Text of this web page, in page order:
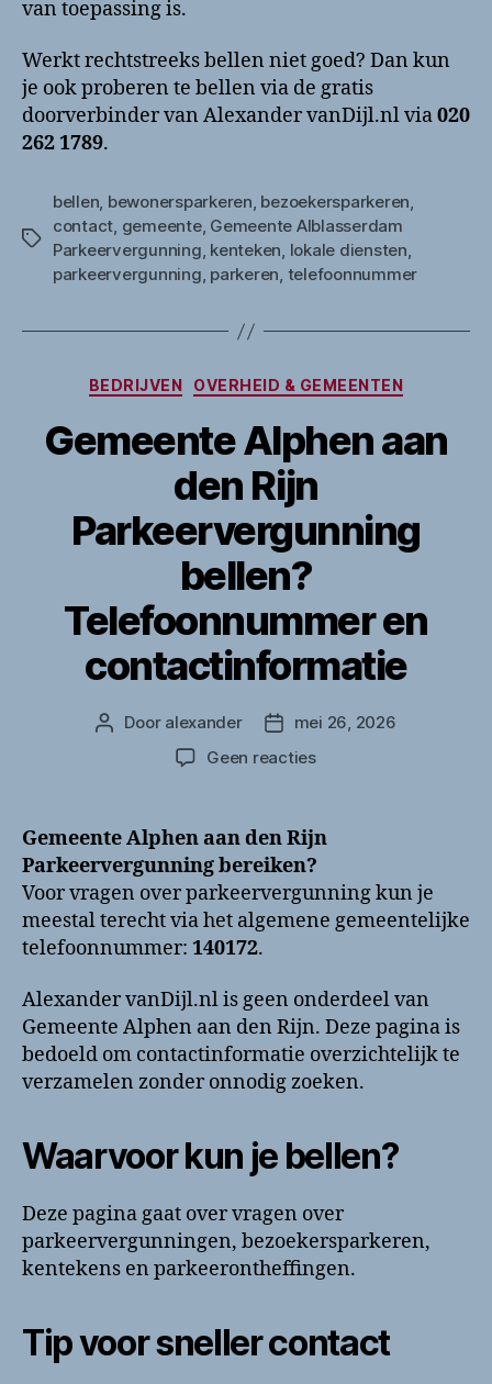
van toepassing is.
Werkt rechtstreeks bellen niet goed? Dan kun
je ook proberen te bellen via de gratis
doorverbinder van Alexander vanDijl.nl via020
262 1789.
Tags
bellen, bewonersparkeren, bezoekersparkeren,
contact, gemeente, Gemeente Alblasserdam
Parkeervergunning, kenteken, lokale diensten,
parkeervergunning, parkeren, telefoonnummer
Categorieën
BEDRIJVEN OVERHEID & GEMEENTEN
Gemeente Alphen aan
den Rijn
Parkeervergunning
bellen?
Telefoonnummer en
contactinformatie
Berichtauteur
Door alexander Berichtdatum
mei 26, 2026
Geen reactiesop
Parkeervergunning
bellen?
contactinformatie
Gemeente Alphen aan den Rijn
Parkeervergunning bereiken?
Voor vragen over parkeervergunning kun je
meestal terecht via het algemene gemeentelijke
telefoonnummer: 140172.
Alexander vanDijl.nl is geen onderdeel van
Gemeente Alphen aan den Rijn. Deze pagina is
bedoeld om contactinformatie overzichtelijk te
verzamelen zonder onnodig zoeken.
Waarvoor kun je bellen?
Deze pagina gaat over vragen over
parkeervergunningen, bezoekersparkeren,
kentekens en parkeerontheffingen.
Tip voor sneller contact